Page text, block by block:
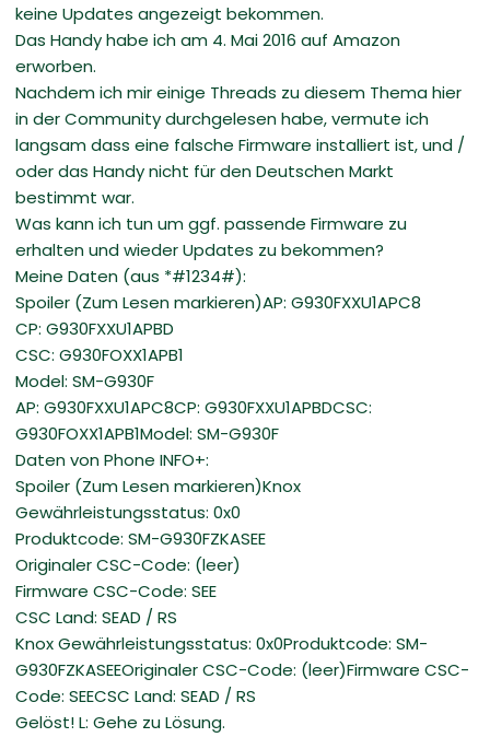
keine Updates angezeigt bekommen.
Das Handy habe ich am 4. Mai 2016 auf Amazon
erworben.
Nachdem ich mir einige Threads zu diesem Thema hier
in der Community durchgelesen habe, vermute ich
langsam dass eine falsche Firmware installiert ist, und /
oder das Handy nicht für den Deutschen Markt
bestimmt war.
Was kann ich tun um ggf. passende Firmware zu
erhalten und wieder Updates zu bekommen?
Meine Daten (aus *#1234#):
Spoiler (Zum Lesen markieren)AP: G930FXXU1APC8
CP: G930FXXU1APBD
CSC: G930FOXX1APB1
Model: SM-G930F
AP: G930FXXU1APC8CP: G930FXXU1APBDCSC:
G930FOXX1APB1Model: SM-G930F
Daten von Phone INFO+:
Spoiler (Zum Lesen markieren)Knox
Gewährleistungsstatus: 0x0
Produktcode: SM-G930FZKASEE
Originaler CSC-Code: (leer)
Firmware CSC-Code: SEE
CSC Land: SEAD / RS
Knox Gewährleistungsstatus: 0x0Produktcode: SM-
G930FZKASEEOriginaler CSC-Code: (leer)Firmware CSC-
Code: SEECSC Land: SEAD / RS
Gelöst! L: Gehe zu Lösung.